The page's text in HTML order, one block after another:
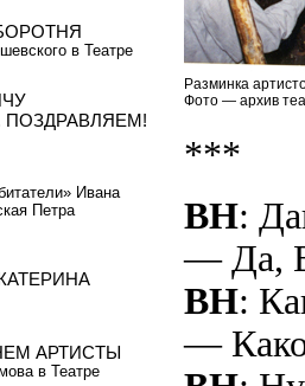
Разминка
Фото — архив
***
ВН:
— Да,
ВН:
—
в Театре
Ивана
Петра
АРТИСТЫ
в Театре